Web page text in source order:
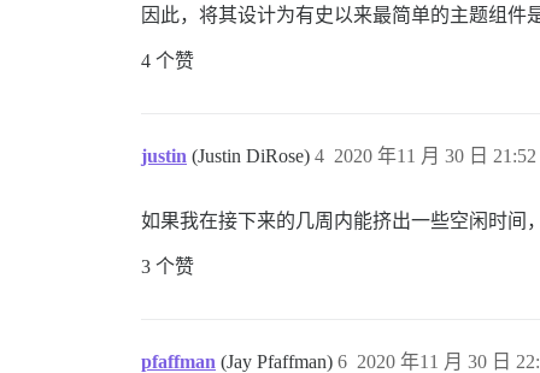
因此，将其设计为有史以来最简单的主题组件
4 个赞
justin (Justin DiRose) 2020 年11 月 30 日 21:52
4
如果我在接下来的几周内能挤出一些空闲时间
3 个赞
pfaffman (Jay Pfaffman) 2020 年11 月 30 日
6